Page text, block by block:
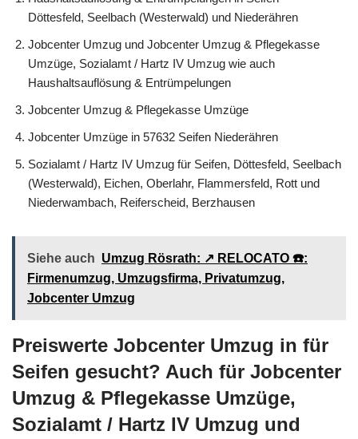
Döttesfeld, Seelbach (Westerwald) und Niederähren
Jobcenter Umzug und Jobcenter Umzug & Pflegekasse
Umzüge, Sozialamt / Hartz IV Umzug wie auch
Haushaltsauflösung & Entrümpelungen
Jobcenter Umzug & Pflegekasse Umzüge
Jobcenter Umzüge in 57632 Seifen Niederähren
Sozialamt / Hartz IV Umzug für Seifen, Döttesfeld, Seelbach
(Westerwald), Eichen, Oberlahr, Flammersfeld, Rott und
Niederwambach, Reiferscheid, Berzhausen
Siehe auch Umzug Rösrath: ↗️ RELOCATO ☎️:
Firmenumzug, Umzugsfirma, Privatumzug,
Jobcenter Umzug
Preiswerte Jobcenter Umzug in für
Seifen gesucht? Auch für Jobcenter
Umzug & Pflegekasse Umzüge,
Sozialamt / Hartz IV Umzug und